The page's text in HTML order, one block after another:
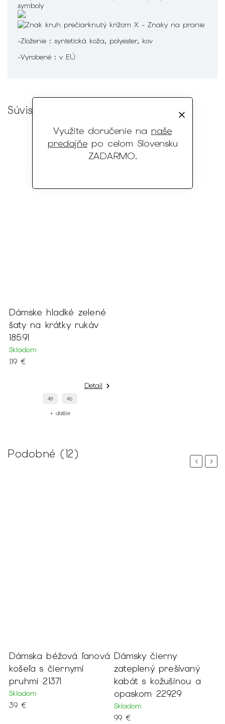
Využite doručenie na naše
predajňepo celom Slovensku
ZADARMO.
-Zloženie : syntetická koža, polyester, kov
-Vyrobené : v EÚ
Súvisiaci tovar
Dámske hladké zelené
šaty na krátky rukáv
18591
Skladom
119 €
Detail
48 46
+ ďalšie
Podobné (12)
Previous
Dámska béžová ľanová
košeľa s čiernymi
pruhmi 21371
Skladom
39 €
Dámsky čierny
zateplený prešívaný
kabát s kožušinou a
opaskom 22929
Skladom
99 €
Next